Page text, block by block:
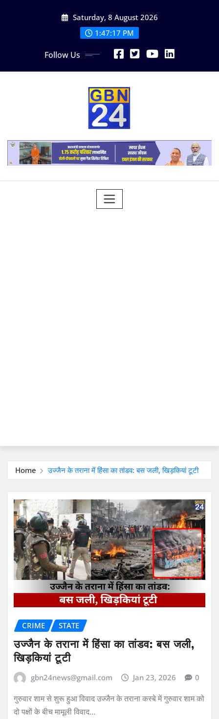
Saturday, 8 August 2026
1:47:18 PM
Follow Us
Home उज्जैन के तराना में हिंसा का तांडव: बस जली, खिड़कियां टूटी
CRIME STATE
उज्जैन के तराना में हिंसा का तांडव: बस जली,
खिड़कियां टूटी
gbn24news@gmail.com Jan 23, 2026 0
गुरुवार शाम से शुरू हुआ विवाद उज्जैन के तराना कस्बे में गुरुवार शाम को
दो पक्षों के बीच मामूली विवाद…